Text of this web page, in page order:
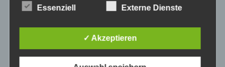
Juli 2024
Lage, Gesundheit, persönlicher Vorlieben,
Aufenthaltsort oder Ortswechsel dieser
natürlichen Person zu analysieren oder
vorherzusagen.
f) Pseudonymisierung
Essenziell Externe Dienste
✓ Akzeptieren